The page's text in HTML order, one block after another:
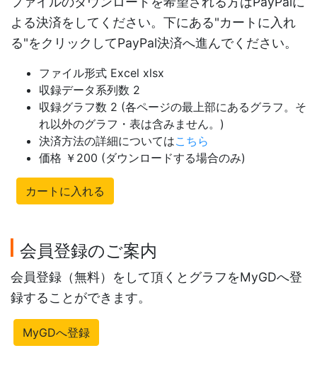
よる決済をしてください。下にある"カートに入れ
る"をクリックしてPayPal決済へ進んでください。
ファイル形式 Excel xlsx
収録データ系列数 2
収録グラフ数 2 (各ページの最上部にあるグラフ。そ
れ以外のグラフ・表は含みません。)
決済方法の詳細についてはこちら
価格 ￥200 (ダウンロードする場合のみ)
カートに入れる
会員登録のご案内
会員登録（無料）をして頂くとグラフをMyGDへ登
録することができます。
MyGDへ登録